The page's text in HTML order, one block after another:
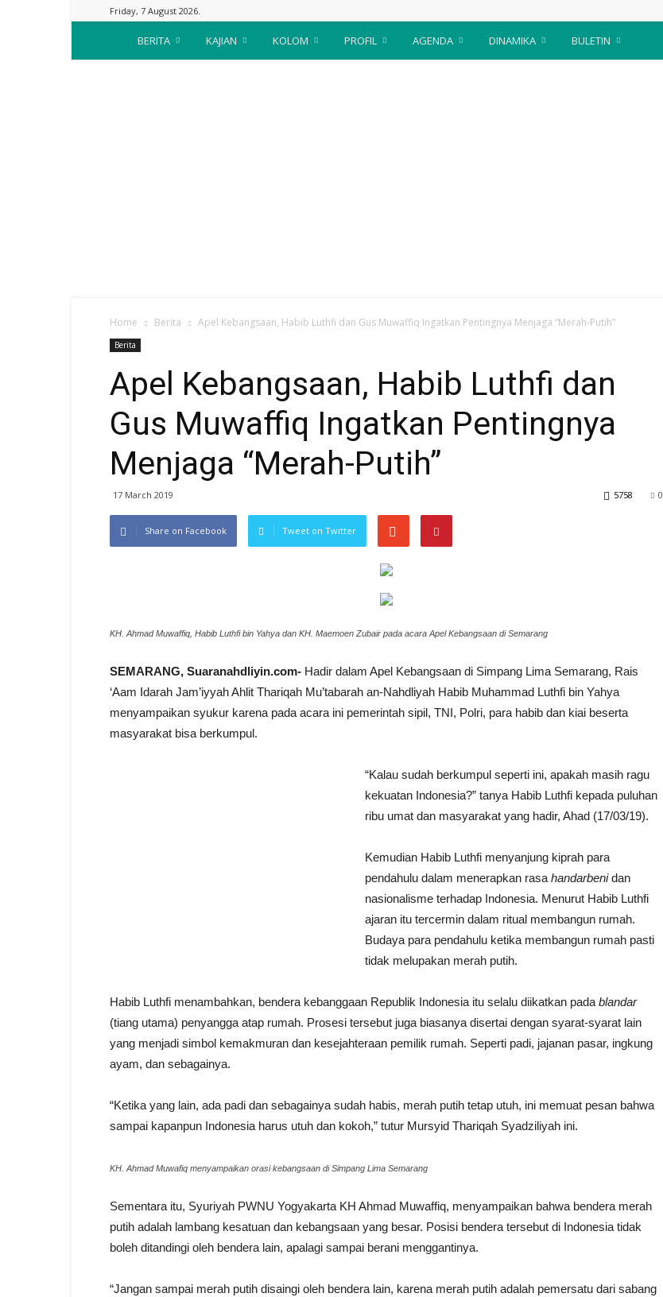
Friday, 7 August 2026.
Suara
BERITA KAJIAN KOLOM PROFIL AGENDA DINAMIKA BULETIN
Home Berita Apel Kebangsaan, Habib Luthfi dan Gus Muwaffiq Ingatkan Pentingnya Menjaga “Merah-Putih”
Berita
Apel Kebangsaan, Habib Luthfi dan
Gus Muwaffiq Ingatkan Pentingnya
Menjaga “Merah-Putih”
17 March 2019 0
5758
Share on Facebook Tweet on Twitter
KH. Ahmad Muwaffiq, Habib Luthfi bin Yahya dan KH. Maemoen Zubair pada acara Apel Kebangsaan di Semarang
SEMARANG, Suaranahdliyin.com- Hadir dalam Apel Kebangsaan di Simpang Lima Semarang, Rais
‘Aam Idarah Jam’iyyah Ahlit Thariqah Mu’tabarah an-Nahdliyah Habib Muhammad Luthfi bin Yahya
menyampaikan syukur karena pada acara ini pemerintah sipil, TNI, Polri, para habib dan kiai beserta
masyarakat bisa berkumpul.
“Kalau sudah berkumpul seperti ini, apakah masih ragu
kekuatan Indonesia?” tanya Habib Luthfi kepada puluhan
ribu umat dan masyarakat yang hadir, Ahad (17/03/19).
Kemudian Habib Luthfi menyanjung kiprah para
pendahulu dalam menerapkan rasa handarbenidan
nasionalisme terhadap Indonesia. Menurut Habib Luthfi
ajaran itu tercermin dalam ritual membangun rumah.
Budaya para pendahulu ketika membangun rumah pasti
tidak melupakan merah putih.
Habib Luthfi menambahkan, bendera kebanggaan Republik Indonesia itu selalu diikatkan pada blandar
(tiang utama) penyangga atap rumah. Prosesi tersebut juga biasanya disertai dengan syarat-syarat lain
yang menjadi simbol kemakmuran dan kesejahteraan pemilik rumah. Seperti padi, jajanan pasar, ingkung
ayam, dan sebagainya.
“Ketika yang lain, ada padi dan sebagainya sudah habis, merah putih tetap utuh, ini memuat pesan bahwa
sampai kapanpun Indonesia harus utuh dan kokoh,” tutur Mursyid Thariqah Syadziliyah ini.
KH. Ahmad Muwafiq menyampaikan orasi kebangsaan di Simpang Lima Semarang
Sementara itu, Syuriyah PWNU Yogyakarta KH Ahmad Muwaffiq, menyampaikan bahwa bendera merah
putih adalah lambang kesatuan dan kebangsaan yang besar. Posisi bendera tersebut di Indonesia tidak
boleh ditandingi oleh bendera lain, apalagi sampai berani menggantinya.
“Jangan sampai merah putih disaingi oleh bendera lain, karena merah putih adalah pemersatu dari sabang